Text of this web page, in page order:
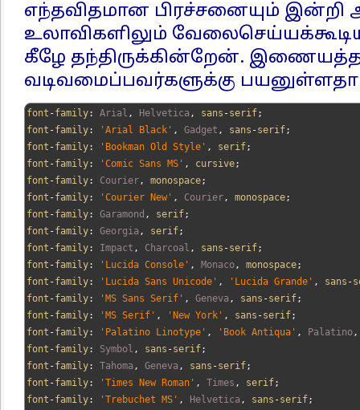
எந்தவிதமான பிரச்சனையும்
உலாவிகளிலும்
கீழே தந்திருக்கின்றேன்.
வடிவமைப்பவர்களுக்கு
font -family: Arial , Helvetica , sans -serif;
font -family: 'Arial Black' , Gadget , sans -serif;
font -family: 'Bookman Old Style' , serif;
font -family: 'Comic Sans MS' , cursive;
font -family: Courier, monospace;
font -family: 'Courier New' , Courier, monospace;
font -family: Garamond , serif;
font -family: Georgia , serif;
font -family: Impact , Charcoal , sans -serif;
font -family: 'Lucida Console' , Monaco, monospace;
font -family: 'Lucida Sans Unicode' , 'Lucida Grande' , sans -
font -family: 'MS Sans Serif' , Geneva , sans -serif;
font -family: 'MS Serif' , 'New York' , sans -serif;
font -family: 'Palatino Linotype' , 'Book Antiqua' , Palatino,
font -family: Symbol , sans -serif;
font -family: Tahoma , Geneva , sans -serif;
font -family: 'Times New Roman' , Times , serif;
font -family: 'Trebuchet MS' , Helvetica , sans -serif;